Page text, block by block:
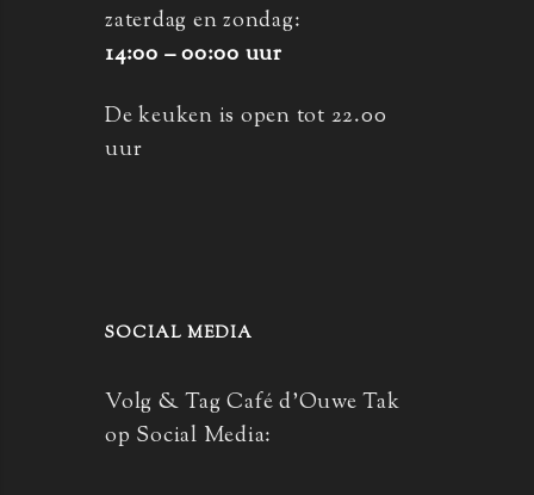
zaterdag en zondag:
14:00 – 00:00 uur
De keuken is open tot 22.00
uur
SOCIAL MEDIA
Volg & Tag Café d’Ouwe Tak
op Social Media: